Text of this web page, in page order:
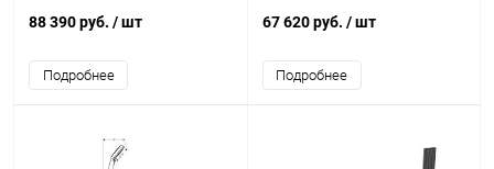
88 390 руб. / шт
Подробнее
67 620 руб. / шт
Подробнее